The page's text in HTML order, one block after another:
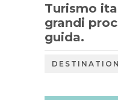
Turismo
grandi
guida.
DESTINATION